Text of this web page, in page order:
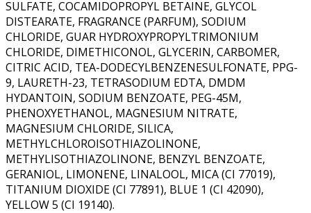
SULFATE, COCAMIDOPROPYL BETAINE, GLYCOL
DISTEARATE, FRAGRANCE (PARFUM), SODIUM
CHLORIDE, GUAR HYDROXYPROPYLTRIMONIUM
CHLORIDE, DIMETHICONOL, GLYCERIN, CARBOMER,
CITRIC ACID, TEA-DODECYLBENZENESULFONATE, PPG-
9, LAURETH-23, TETRASODIUM EDTA, DMDM
HYDANTOIN, SODIUM BENZOATE, PEG-45M,
PHENOXYETHANOL, MAGNESIUM NITRATE,
MAGNESIUM CHLORIDE, SILICA,
METHYLCHLOROISOTHIAZOLINONE,
METHYLISOTHIAZOLINONE, BENZYL BENZOATE,
GERANIOL, LIMONENE, LINALOOL, MICA (CI 77019),
TITANIUM DIOXIDE (CI 77891), BLUE 1 (CI 42090),
YELLOW 5 (CI 19140).